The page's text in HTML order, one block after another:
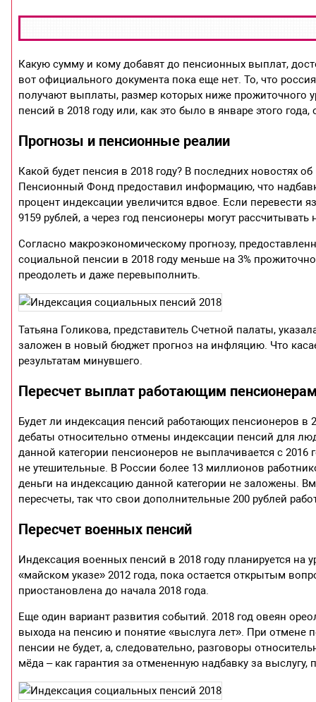
Какую сумму и кому добавят до пенсионных выплат,
вот официального документа пока еще нет. То, что
получают выплаты, размер которых ниже прожиточного
пенсий в 2018 году или, как это было в январе этого
Прогнозы и пенсионные реалии
Какой будет пенсия в 2018 году? В последних новостях
Пенсионный Фонд предоставил информацию, что
процент индексации увеличится вдвое. Если перевести
9159 рублей, а через год пенсионеры могут рассчитывать
Согласно макроэкономическому прогнозу,
социальной пенсии в 2018 году меньше на 3%
преодолеть и даже перевыполнить.
Татьяна Голикова, представитель Счетной палаты,
заложен в новый бюджет прогноз на инфляцию. Что
результатам минувшего.
Пересчет выплат работающим
Будет ли индексация пенсий работающих пенсионеров
дебаты относительно отмены индексации пенсий для
данной категории пенсионеров не выплачивается с
не утешительные. В России более 13 миллионов
деньги на индексацию данной категории не заложены.
пересчеты, так что свои дополнительные 200 рублей
Пересчет военных пенсий
Индексация военных пенсий в 2018 году планируется на
«майском указе» 2012 года, пока остается открытым
приостановлена до начала 2018 года.
Еще один вариант развития событий. 2018 год овеян
выхода на пенсию и понятие «выслуга лет». При
пенсии не будет, а, следовательно, разговоры
мёда – как гарантия за отмененную надбавку за